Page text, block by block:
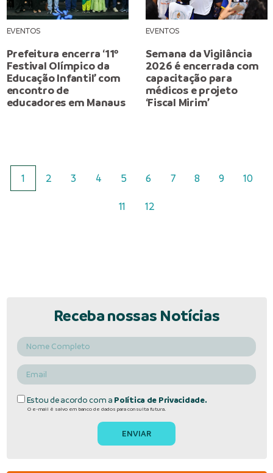
EVENTOS
Prefeitura encerra ‘11º
Festival Olímpico da
Educação Infantil’ com
encontro de
educadores em Manaus
EVENTOS
Semana da Vigilância
2026 é encerrada com
capacitação para
médicos e projeto
‘Fiscal Mirim’
1 2 3 4 5 6 7 8 9 10
11 12
Receba nossas Notícias
Estou de acordo com a Política de Privacidade.
O e-mail é salvo em banco de dados para consulta futura.